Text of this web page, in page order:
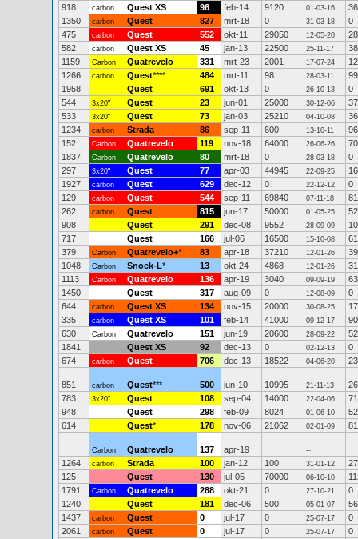
918
carbon Quest XS 96 feb-14 9120 01-03-16
1350
carbon Quest 827 mrt-18 0 31-03-18
0
475
carbon Quest 552 okt-11 29050 12-05-20
582
carbon Quest XS 45 jan-13 22500 25-11-17
1159
Carbon Quatrevelo 331 mrt-23 2001 17-07-24
1266
carbon Quest**** 484 mrt-11 98 28-03-11
1958
Quest 691 okt-13 0 26-10-13
0
544
3x20" Quest 23 jun-01 25000 30-12-06
533
3x20" Quest 73 jan-03 25210 04-10-08
1234
carbon Strada 86 sep-11 600 13-10-11
152
Carbon Quatrevelo 119 nov-18 64000 26-06-26
1837
Carbon Quatrevelo 80 mrt-18 0 28-03-18
0
297
3x20" Quest 77 apr-03 44945 22-09-25
1927
carbon Quest 629 dec-12 0 22-12-12
0
129
carbon Quest 544 sep-11 69840 07-11-18
262
carbon Quest 815 jun-17 50000 01-05-25
908
Quest 291 dec-08 9552 28-09-09
717
Quest 166 jul-06 16500 15-10-08
379
Carbon Quatrevelo+* 83 apr-18 37210 12-01-26
1048
Carbon Snoek-L* 13 okt-24 4868 12-01-26
1113
Carbon Quatrevelo 136 apr-19 3040 09-09-19
1450
Quest 317 aug-09 0 12-08-09
0
644
carbon Quest XS 134 nov-15 20000 30-08-25
335
carbon Quest XS 101 feb-14 41000 09-12-17
630
Carbon Quatrevelo 151 jun-19 20600 28-09-22
1841
Quest XS 92 dec-13 0 02-12-13
0
674
carbon Quest 706 dec-13 18522 04-06-20
851 carbon Quest*** 500 jun-10 10995 21-11-13
783
3x20" Quest 108 sep-04 14000 22-04-06
948
Quest 298 feb-09 8024 01-06-10
614
Quest* 178 nov-06 21062 02-01-09
Carbon Quatrevelo 137 apr-19 --
1264 carbon Strada 100 jan-12 100 31-01-12
125
Quest 130 jul-05 70000 06-10-10
1791
Carbon Quatrevelo 288 okt-21 0 27-10-21
0
1240
Quest 181 dec-06 500 05-01-07
1437
carbon Quest 0 jul-17 0 25-07-17
0
2061
carbon Quest 0 jul-17 0 25-07-17
0